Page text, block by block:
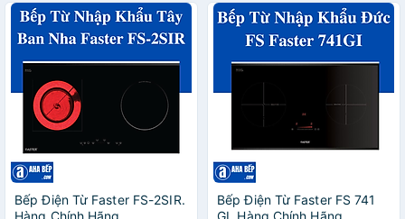
Bếp Điện Từ Faster FS-2SIR.
Hàng Chính Hãng
Bếp Điện Từ Faster FS 741
GI. Hàng Chính Hãng